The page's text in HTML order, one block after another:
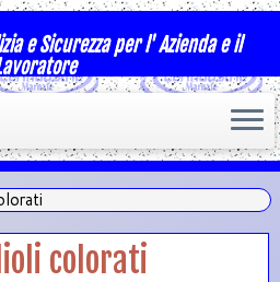
e Sicurezza per l' Azienda e il
colorati